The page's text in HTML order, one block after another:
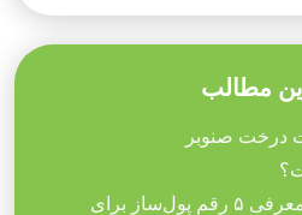
مطالب
درخت صنوبر
گرانترین انگور ایران؛ معرفی ۵ رقم پول‌ساز برای